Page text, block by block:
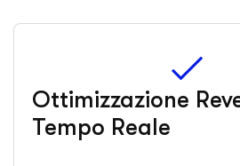
Ottimizzazione
Tempo Reale